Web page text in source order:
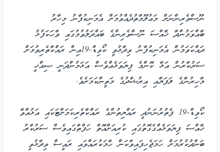
ނޫސްވެރިންނަށް މަޢުލޫމާތުދެއްވުމަށް އެމަނިކުފާނު މިހާރު
ބާއްވަމުންދާ ޚާއްސަ ނޫސްވެރިންގެ ބައްދަލުވުމުގައި ވާހަކަފުޅު
ދައްކަވަމުން އެމަނިކުފާނު ވިދާޅުވީ ކޯވިޑް-19އިން ރައްކާތެރިވުމަށް
ސަރުކާރުން އަޅާ ކޮންމެ ފިޔަވަޅެއްވެސް އަޅަމުންދަނީ ޞިއްޚީ
މާހިރުނާގެ ލަފަޔާއި އިރުޝާދުގެ މަތީންކަމަށެވެ.
ކޯވިޑް-19 ފެތުރުނަނުދީ ރައްޔިތުންގެ ރައްކާތެރިކަމަށްޓަކައި އަޅުއްވާ
ޚާއްސަ ފިޔަވަޅެއްގެގޮތުގައި ކުރިއަށްއޮތް ހަފްތާގައިވެސް ސަރުކާރު
ބަންދުކުރުމަށް ހަމަޖެހިފައިވާކަން ހާމަކުރައްވައި ރައީސް ވިދާޅުވީ